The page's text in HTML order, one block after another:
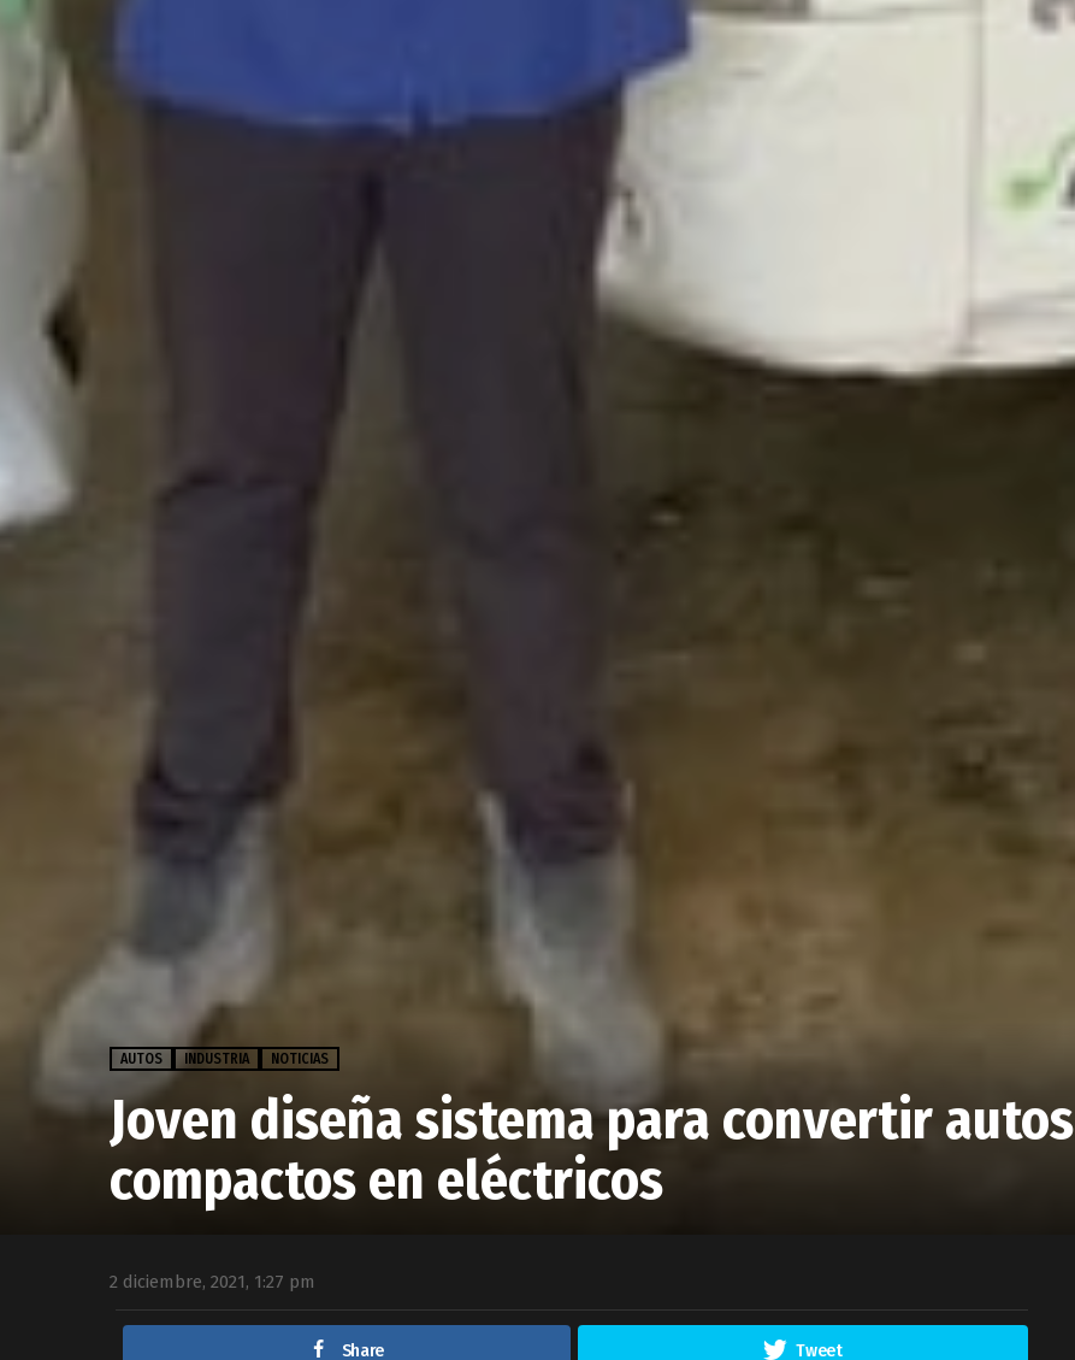
AUTOS INDUSTRIA NOTICIAS
Joven diseña sistema para convertir autos
compactos en eléctricos
2 diciembre, 2021, 1:27 pm
Share Tweet